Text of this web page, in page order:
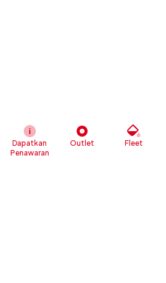
Dapatkan
Penawaran
Outlet Fleet